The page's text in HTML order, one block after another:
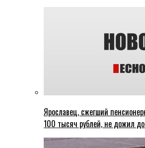
Ярославец, сжегший
100 тысяч рублей, не дожил